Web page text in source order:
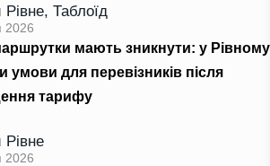
, Таблоїд
2026
мають зникнути: у Рівному
умови для перевізників після
тарифу
2026